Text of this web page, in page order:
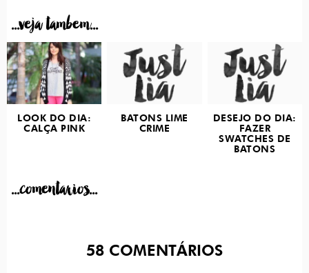
...veja tambem...
LOOK DO DIA:
CALÇA PINK
BATONS LIME
CRIME
DESEJO DO DIA:
FAZER
SWATCHES DE
BATONS
...comentarios...
58 COMENTÁRIOS